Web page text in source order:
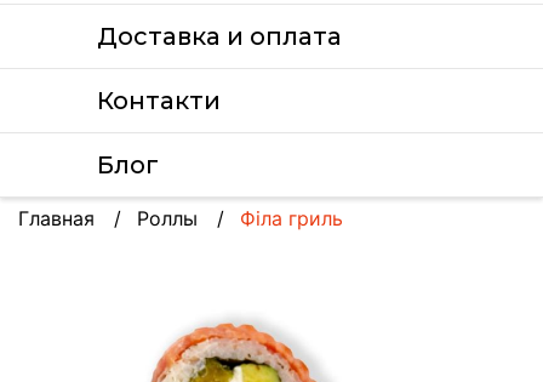
Доставка и оплата
Контакти
Блог
Главная Роллы Філа гриль